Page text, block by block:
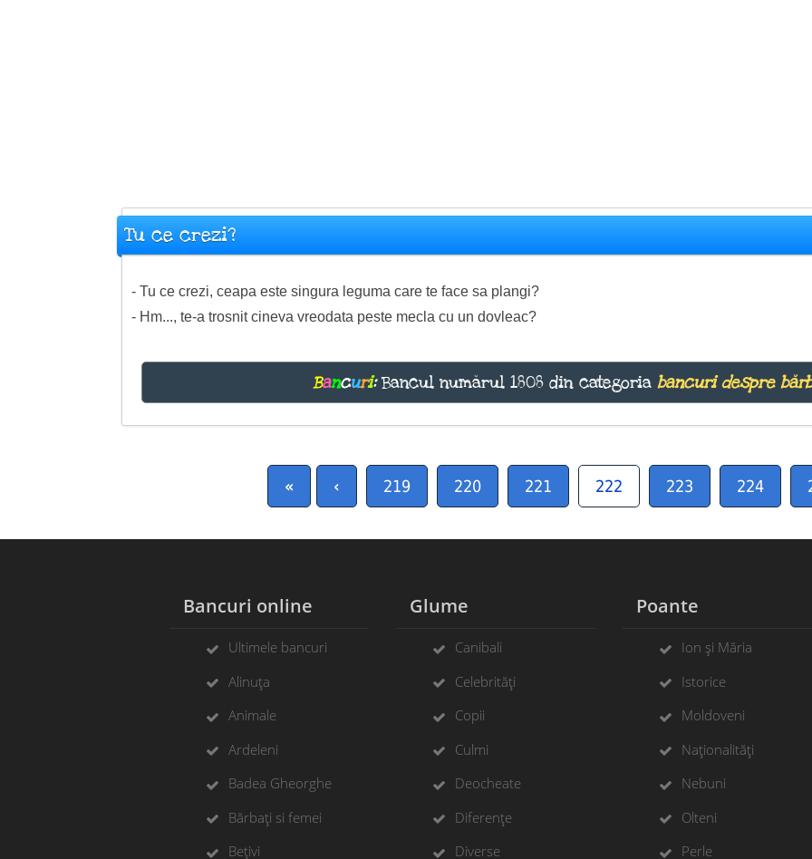
Tu ce crezi?
- Tu ce crezi, ceapa este singura leguma care te face sa plangi?
- Hm..., te-a trosnit cineva vreodata peste mecla cu un dovleac?
Bancuri:Bancul numărul 1808 din categoriabancuri despre
« ‹ 219 220 221 222 223 224
Bancuri online
Ultimele bancuri
Alinuța
Animale
Ardeleni
Badea Gheorghe
Bărbați si femei
Bețivi
Glume
Canibali
Celebrități
Copii
Culmi
Deocheate
Diferențe
Diverse
Poante
Ion și Măria
Istorice
Moldoveni
Naționalități
Nebuni
Olteni
Perle